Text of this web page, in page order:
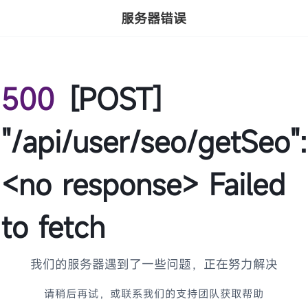
服务器错误
500 [POST]
"/api/user/seo/getSeo":
<no response> Failed
to fetch
我们的服务器遇到了一些问题，正在努力解决
请稍后再试，或联系我们的支持团队获取帮助